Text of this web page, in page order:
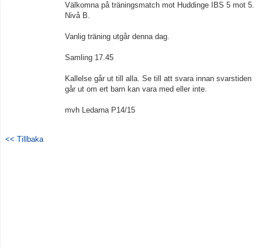
Välkomna på träningsmatch mot Huddinge IBS 5 mot 5.
Nivå B.
Vanlig träning utgår denna dag.
Samling 17.45
Kallelse går ut till alla. Se till att svara innan svarstiden
går ut om ert barn kan vara med eller inte.
mvh Ledarna P14/15
<< Tillbaka